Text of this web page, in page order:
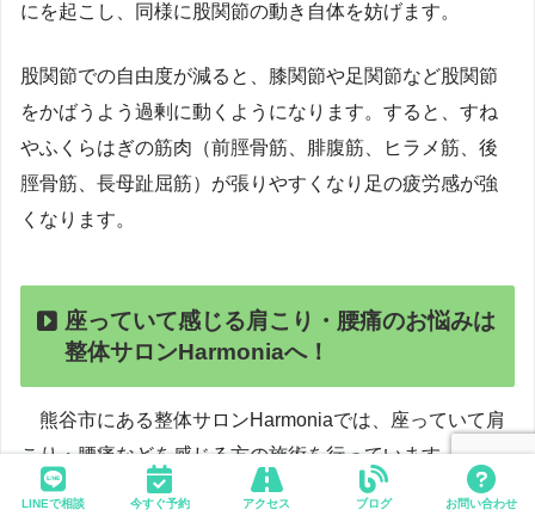
にを起こし、同様に股関節の動き自体を妨げます。
股関節での自由度が減ると、膝関節や足関節など股関節
をかばうよう過剰に動くようになります。すると、すね
やふくらはぎの筋肉（前脛骨筋、腓腹筋、ヒラメ筋、後
脛骨筋、長母趾屈筋）が張りやすくなり足の疲労感が強
くなります。
座っていて感じる肩こり・腰痛のお悩みは
整体サロンHarmoniaへ！
熊谷市にある整体サロンHarmoniaでは、座っていて肩
こり・腰痛などを感じる方の施術を行っています。スト
レートネックやスマホ首、猫背、慢性的な腰痛はお任せ
LINEで相談 今すぐ予約 アクセス ブログ お問い合わせ